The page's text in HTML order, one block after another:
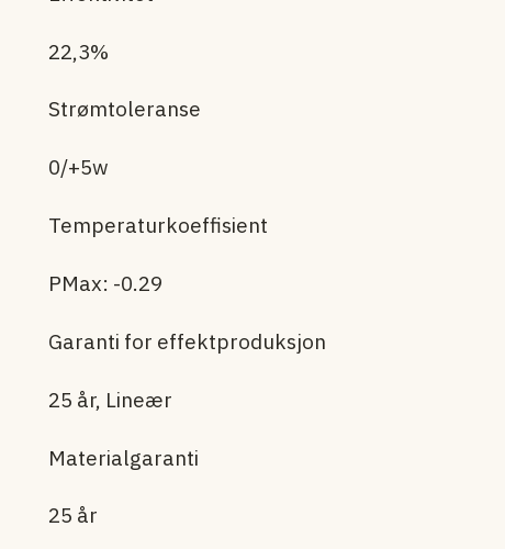
22,3%
Strømtoleranse
0/+5w
Temperaturkoeffisient
PMax: -0.29
Garanti for effektproduksjon
25 år, Lineær
Materialgaranti
25 år